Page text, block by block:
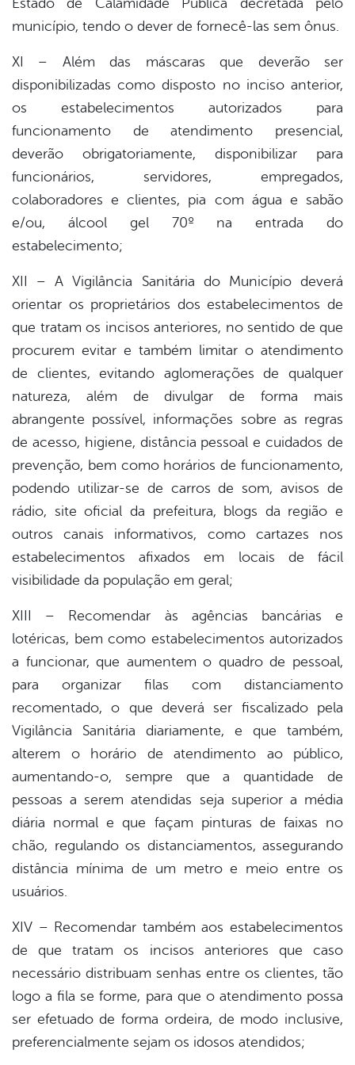
município, tendo o dever de fornecê-las sem ônus.
XI – Além das máscaras que deverão ser
disponibilizadas como disposto no inciso anterior,
os estabelecimentos autorizados para
funcionamento de atendimento presencial,
deverão obrigatoriamente, disponibilizar para
funcionários, servidores, empregados,
colaboradores e clientes, pia com água e sabão
e/ou, álcool gel 70º na entrada do
estabelecimento;
XII – A Vigilância Sanitária do Município deverá
orientar os proprietários dos estabelecimentos de
que tratam os incisos anteriores, no sentido de que
procurem evitar e também limitar o atendimento
de clientes, evitando aglomerações de qualquer
natureza, além de divulgar de forma mais
abrangente possível, informações sobre as regras
de acesso, higiene, distância pessoal e cuidados de
prevenção, bem como horários de funcionamento,
podendo utilizar-se de carros de som, avisos de
rádio, site oficial da prefeitura, blogs da região e
outros canais informativos, como cartazes nos
estabelecimentos afixados em locais de fácil
visibilidade da população em geral;
XIII – Recomendar às agências bancárias e
lotéricas, bem como estabelecimentos autorizados
a funcionar, que aumentem o quadro de pessoal,
para organizar filas com distanciamento
recomentado, o que deverá ser fiscalizado pela
Vigilância Sanitária diariamente, e que também,
alterem o horário de atendimento ao público,
aumentando-o, sempre que a quantidade de
pessoas a serem atendidas seja superior a média
diária normal e que façam pinturas de faixas no
chão, regulando os distanciamentos, assegurando
distância mínima de um metro e meio entre os
usuários.
XIV – Recomendar também aos estabelecimentos
de que tratam os incisos anteriores que caso
necessário distribuam senhas entre os clientes, tão
logo a fila se forme, para que o atendimento possa
ser efetuado de forma ordeira, de modo inclusive,
preferencialmente sejam os idosos atendidos;